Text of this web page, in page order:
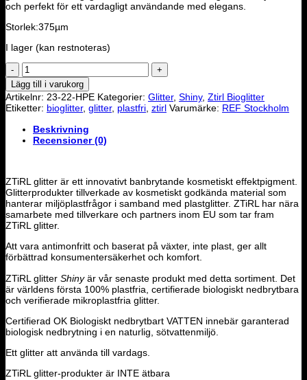
och perfekt för ett vardagligt användande med elegans.
Storlek:375µm
I lager (kan restnoteras)
Ztirl
Heavens
is
a
Place
Earth shiny
mängd
Lägg till i varukorg
Artikelnr: 23-22-HPE Kategorier: Glitter, Shiny, Ztirl Bioglitter
Etiketter: bioglitter, glitter, plastfri, ztirl Varumärke: REF Stockholm
Beskrivning
Recensioner (0)
ZTiRL glitter är ett innovativt banbrytande kosmetiskt effektpigment.
Glitterprodukter tillverkade av kosmetiskt godkända material som
hanterar miljöplastfrågor i samband med plastglitter. ZTiRL har nära
samarbete med tillverkare och partners inom EU som tar fram
ZTiRL glitter.
Att vara antimonfritt och baserat på växter, inte plast, ger allt
förbättrad konsumentersäkerhet och komfort.
ZTiRL glitter Shinyär vår senaste produkt med detta sortiment. Det
är världens första 100% plastfria, certifierade biologiskt nedbrytbara
och verifierade mikroplastfria glitter.
Certifierad OK Biologiskt nedbrytbart VATTEN innebär garanterad
biologisk nedbrytning i en naturlig, sötvattenmiljö.
Ett glitter att använda till vardags.
ZTiRL glitter-produkter är INTE ätbara